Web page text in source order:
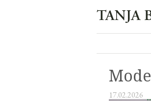
17.02.2026